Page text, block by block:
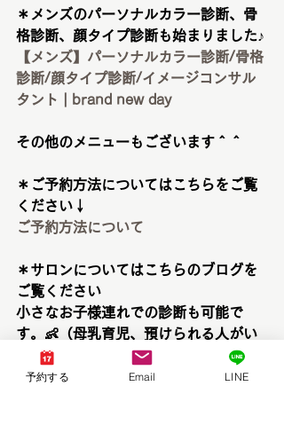
＊メンズのパーソナルカラー診断、骨
格診断、顔タイプ診断も始まりました♪
【メンズ】パーソナルカラー診断/骨格
診断/顔タイプ診断/イメージコンサル
タント | brand new day
その他のメニューもございます＾＾
＊ご予約方法についてはこちらをご覧
ください↓
ご予約方法について
＊サロンについてはこちらのブログを
ご覧ください
小さなお子様連れでの診断も可能で
す。👶（母乳育児、預けられる人がい
ない方）
brand new dayってどんなサロン？
予約する Email LINE